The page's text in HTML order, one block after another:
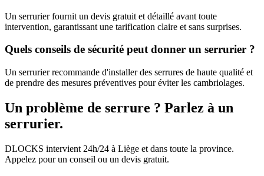
Un serrurier fournit un devis gratuit et détaillé avant toute
intervention, garantissant une tarification claire et sans surprises.
Quels conseils de sécurité peut donner un serrurier ?
Un serrurier recommande d'installer des serrures de haute qualité et
de prendre des mesures préventives pour éviter les cambriolages.
Un problème de serrure ? Parlez à un
serrurier.
DLOCKS intervient 24h/24 à Liège et dans toute la province.
Appelez pour un conseil ou un devis gratuit.